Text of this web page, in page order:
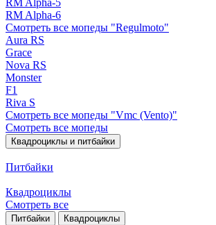
RM Alpha-5
RM Alpha-6
Смотреть все мопеды "Regulmoto"
Aura RS
Grace
Nova RS
Monster
F1
Riva S
Смотреть все мопеды "Vmc (Vento)"
Смотреть все мопеды
Квадроциклы и питбайки
Питбайки
Квадроциклы
Смотреть все
Питбайки Квадроциклы